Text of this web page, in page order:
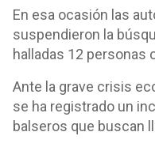
En esa ocasión las
suspendieron la
halladas 12 personas
Ante la grave crisis
se ha registrado un
balseros que buscan